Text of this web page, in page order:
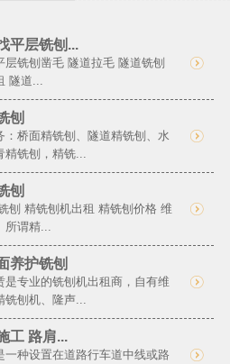
平层铣刨...
层铣刨凿毛 隧道拉毛 隧道铣刨
隧道...
刨
：桥面精铣刨、隧道精铣刨、水
铣刨，精铣...
刨
刨 精铣刨机出租 精铣刨价格 维
谓精...
养护铣刨
是专业的铣刨机出租商，自有维
刨机、隆声...
工 路肩...
一种设置在道路行车道中线或路